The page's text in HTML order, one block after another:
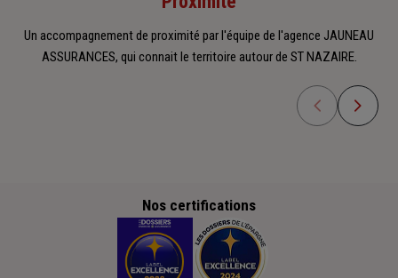
Un accompagnement de proximité par l'équipe de l'agence JAUNEAU
ASSURANCES, qui connait le territoire autour de ST NAZAIRE.
Nos certifications